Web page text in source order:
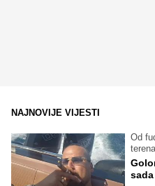
NAJNOVIJE VIJESTI
Od